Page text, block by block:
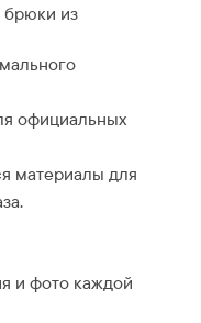
брюки из
официальных
материалы для
и фото каждой